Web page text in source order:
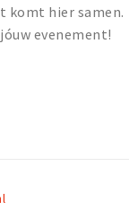
komt hier samen.
evenement!